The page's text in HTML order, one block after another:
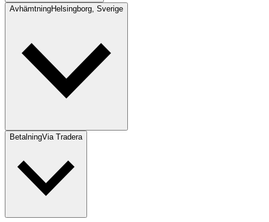
AvhämtningHelsingborg, Sverige
BetalningVia Tradera